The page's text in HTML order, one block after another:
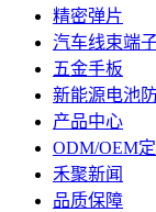
精密弹片
汽车线束端
五金手板
新能源电池
产品中心
ODM/OEM定
禾聚新闻
品质保障